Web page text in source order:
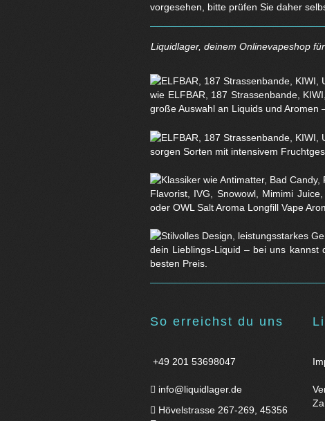
vorgesehen, bitte prüfen Sie daher
Liquidlager, deinem Onlinevapeshop
wie ELFBAR, 187 Strassenbande,
große Auswahl an Liquids und Aromen
sorgen Sorten mit intensivem
Flavorist, IVG, Snowowl, Mimimi
oder OWL Salt Aroma Longfill Vape
dein Lieblings-Liquid – bei uns kannst
besten Preis.
So erreichst du uns
+49 201 53698047
info@liquidlager.de
Hövelstrasse 267-269, 45356